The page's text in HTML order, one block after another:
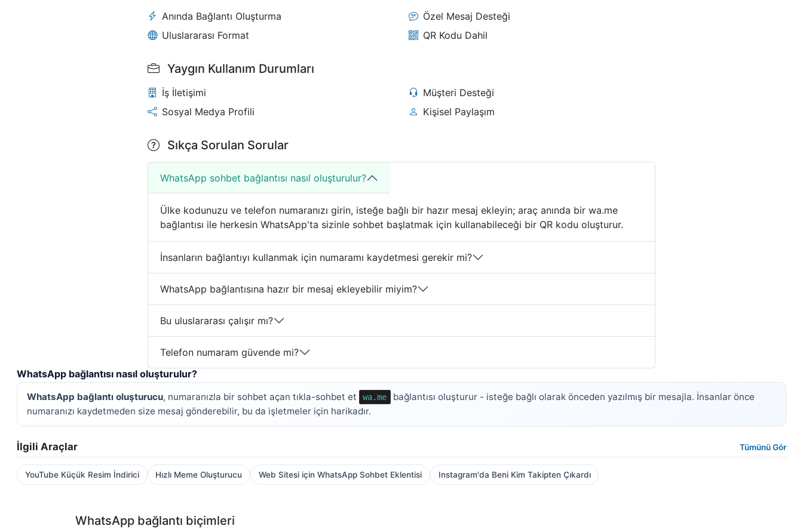
Anında Bağlantı Oluşturma
Özel Mesaj Desteği
Uluslararası Format
QR Kodu Dahil
Yaygın Kullanım Durumları
İş İletişimi
Müşteri Desteği
Sosyal Medya Profili
Kişisel Paylaşım
Sıkça Sorulan Sorular
WhatsApp sohbet bağlantısı nasıl oluşturulur?
Ülke kodunuzu ve telefon numaranızı girin, isteğe bağlı bir hazır mesaj ekleyin; araç anında bir wa.me
bağlantısı ile herkesin WhatsApp'ta sizinle sohbet başlatmak için kullanabileceği bir QR kodu oluşturur.
İnsanların bağlantıyı kullanmak için numaramı kaydetmesi gerekir mi?
WhatsApp bağlantısına hazır bir mesaj ekleyebilir miyim?
Bu uluslararası çalışır mı?
Telefon numaram güvende mi?
WhatsApp bağlantısı nasıl oluşturulur?
WhatsApp bağlantı oluşturucu, numaranızla bir sohbet açan tıkla-sohbet et wa.me
bağlantısı oluşturur - isteğe bağlı olarak önceden yazılmış bir mesajla. İnsanlar önce
numaranızı kaydetmeden size mesaj gönderebilir, bu da işletmeler için harikadır.
İlgili Araçlar Tümünü Gör
YouTube Küçük Resim İndirici Hızlı Meme Oluşturucu Web Sitesi için WhatsApp Sohbet Eklentisi Instagram'da Beni Kim Takipten Çıkardı
WhatsApp bağlantı biçimleri